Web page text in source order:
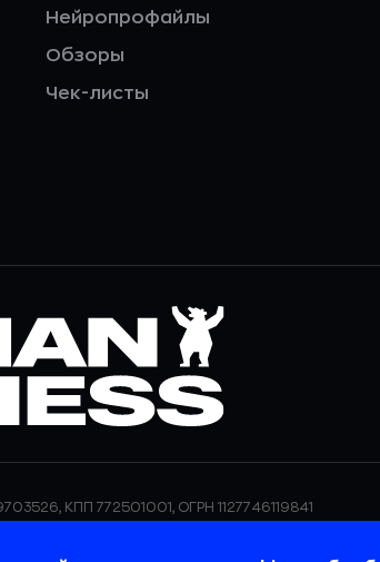
Нейропрофайлы
Обзоры
Чек-листы
КПП 772501001, ОГРН 1127746119841